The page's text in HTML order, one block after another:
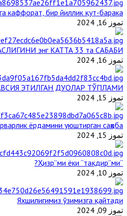
каффорат, бир йиллик қут-барака
تموز 16, 2024
энг КАТТА 33 та САБАБИ
تموز 16, 2024
ЭТИЛГАН ДУОЛАР ТЎПЛАМИ
تموز 15, 2024
ёрдамини уюштирган саҳоба
تموز 15, 2024
“Ҳизр”ми ёки “тақдир”ми?
تموز 10, 2024
Яхшилигимиз ўзимизга қайтади
تموز 09, 2024